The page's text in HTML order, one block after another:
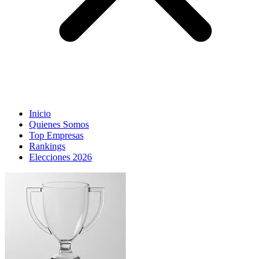
Inicio
Quienes Somos
Top Empresas
Rankings
Elecciones 2026